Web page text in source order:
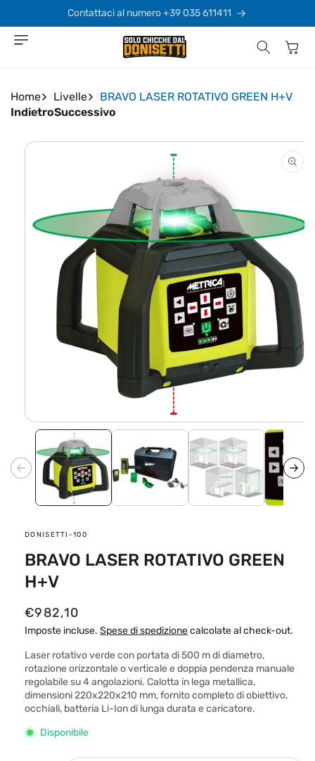
direttamente
ai contenuti
Contattaci al numero +39 035 611411
Carrello
Home Livelle
BRAVO LASER ROTATIVO GREEN H+V
IndietroSuccessivo
Passa alle
informazioni
contenuti
multimediali
1
in
finestra
modale
SKU:
DONISETTI-100
BRAVO LASER ROTATIVO GREEN
H+V
P
r
e
z
z
o
d
€982,10
Imposte incluse. Spese di spedizionecalcolate al check-out.
Laser rotativo verde con portata di 500 m di diametro,
rotazione orizzontale o verticale e doppia pendenza manuale
regolabile su 4 angolazioni. Calotta in lega metallica,
dimensioni 220x220x210 mm, fornito completo di obiettivo,
occhiali, batteria Li-Ion di lunga durata e caricatore.
Disponibile